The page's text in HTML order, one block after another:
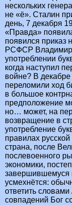
нескольких
не «ё». Сталин
день, 7 декабря
«Правда»
появился приказ
РСФСР
употреблении
когда наступил
войне? В декабре
переломили ход
в большое
предположение
но… может, на
возвращение в
употребление
правилах
страна, после
послевоенного
экономики,
завершившемуся
усмехнётся:
ответить
совпадений Бог